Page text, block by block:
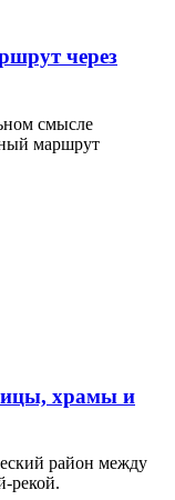
через
смысле
маршрут
храмы и
район между
рекой.